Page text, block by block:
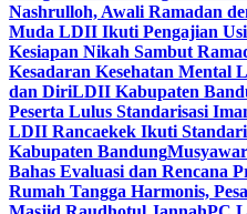
Nashrulloh, Awali Ramadan
Muda LDII Ikuti Pengajian
Kesiapan Nikah Sambut
Kesadaran Kesehatan Mental
dan DiriLDII Kabupaten
Peserta Lulus Standarisasi
LDII Rancaekek Ikuti
Kabupaten Bandung
Bahas Evaluasi dan Rencana
Rumah Tangga Harmonis,